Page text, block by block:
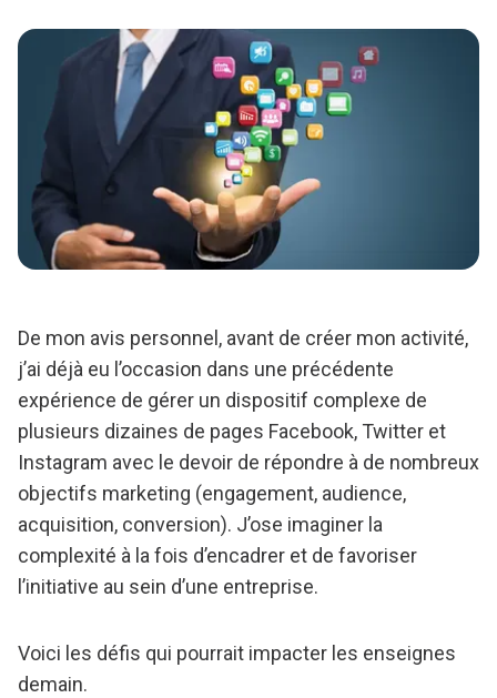
De mon avis personnel, avant de créer mon activité,
j’ai déjà eu l’occasion dans une précédente
expérience de gérer un dispositif complexe de
plusieurs dizaines de pages Facebook, Twitter et
Instagram avec le devoir de répondre à de nombreux
objectifs marketing (engagement, audience,
acquisition, conversion). J’ose imaginer la
complexité à la fois d’encadrer et de favoriser
l’initiative au sein d’une entreprise.
Voici les défis qui pourrait impacter les enseignes
demain.